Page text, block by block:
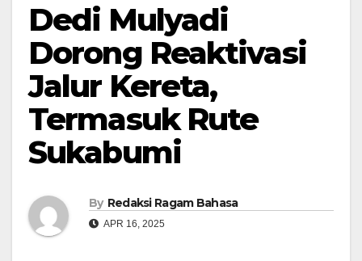
Dedi Mulyadi
Dorong Reaktivasi
Jalur Kereta,
Termasuk Rute
Sukabumi
By Redaksi Ragam Bahasa
APR 16, 2025